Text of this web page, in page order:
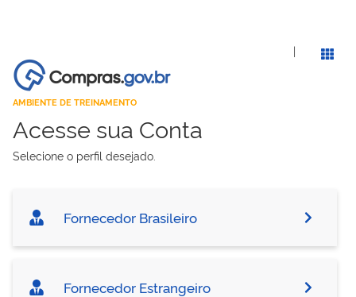
|
AMBIENTE DE TREINAMENTO
Acesse sua Conta
Selecione o perfil desejado.
Fornecedor Brasileiro
Fornecedor Estrangeiro